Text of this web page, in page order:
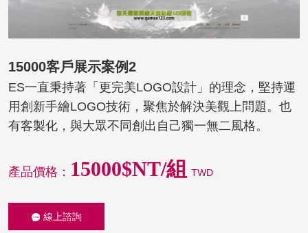
15000客戶展示案例2
ES一直秉持著「更完美LOGO設計」的理念，堅持運
用創新手繪LOGO技術，聚焦於解決美觀上問題。也
有客製化，與大眾不同創出自己獨一無二風格。
產品價格： 15000$NT/組 TWD
線上諮詢